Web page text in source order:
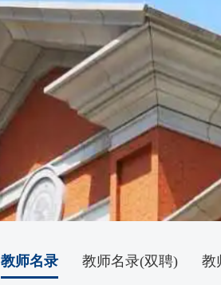
教师名录 教师名录(双聘) 教